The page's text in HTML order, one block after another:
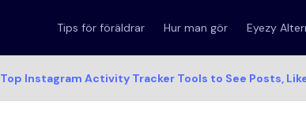
Tips för föräldrar Hur man gör Eyezy
Top Instagram Activity Tracker Tools to See Posts,